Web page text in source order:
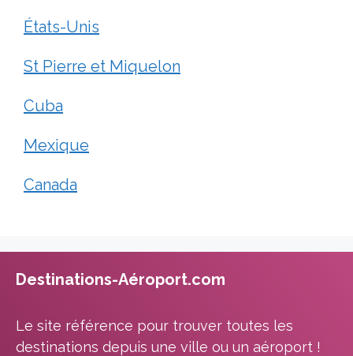
États-Unis
St Pierre et Miquelon
Cuba
Mexique
Canada
Destinations-Aéroport.com
Le site référence pour trouver toutes les
destinations depuis une ville ou un aéroport !